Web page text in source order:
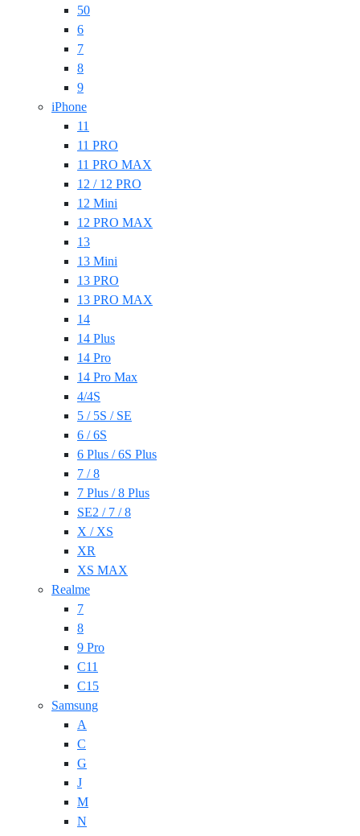
50
6
7
8
9
iPhone
11
11 PRO
11 PRO MAX
12 / 12 PRO
12 Mini
12 PRO MAX
13
13 Mini
13 PRO
13 PRO MAX
14
14 Plus
14 Pro
14 Pro Max
4/4S
5 / 5S / SE
6 / 6S
6 Plus / 6S Plus
7 / 8
7 Plus / 8 Plus
SE2 / 7 / 8
X / XS
XR
XS MAX
Realme
7
8
9 Pro
C11
C15
Samsung
A
C
G
J
M
N